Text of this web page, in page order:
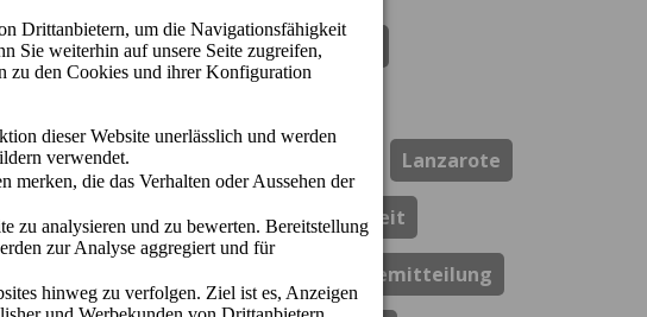
viel
Hotel Cordial Marina Blanca
Hotel Cordial Vista Acuario Lanzarote
Los Guayres Nachhaltigkeit
Pressemitteilung